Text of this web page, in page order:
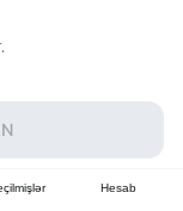
Hesab